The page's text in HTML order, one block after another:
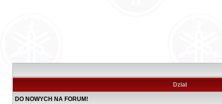
Dział
DO NOWYCH NA FORUM!